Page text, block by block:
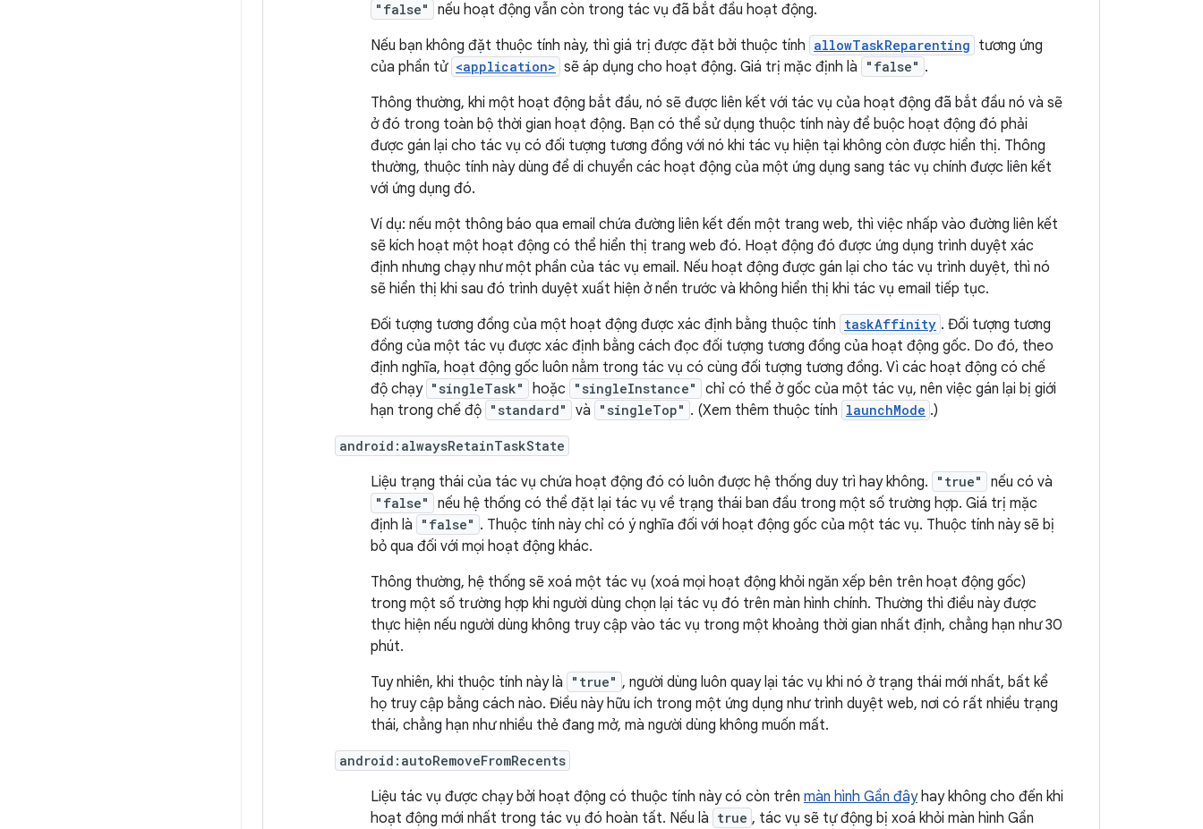
"false"
nếu hoạt động vẫn còn trong tác vụ đã bắt đầu hoạt động.
Nếu bạn không đặt thuộc tính này, thì giá trị được đặt bởi thuộc tính allowTaskReparenting tương ứng
của phần tử <application> sẽ áp dụng cho hoạt động. Giá trị mặc định là "false" .
Thông thường, khi một hoạt động bắt đầu, nó sẽ được liên kết với tác vụ của hoạt động đã bắt đầu nó và sẽ
ở đó trong toàn bộ thời gian hoạt động. Bạn có thể sử dụng thuộc tính này để buộc hoạt động đó phải
được gán lại cho tác vụ có đối tượng tương đồng với nó khi tác vụ hiện tại không còn được hiển thị. Thông
thường, thuộc tính này dùng để di chuyển các hoạt động của một ứng dụng sang tác vụ chính được liên kết
với ứng dụng đó.
Ví dụ: nếu một thông báo qua email chứa đường liên kết đến một trang web, thì việc nhấp vào đường liên kết
sẽ kích hoạt một hoạt động có thể hiển thị trang web đó. Hoạt động đó được ứng dụng trình duyệt xác
định nhưng chạy như một phần của tác vụ email. Nếu hoạt động được gán lại cho tác vụ trình duyệt, thì nó
sẽ hiển thị khi sau đó trình duyệt xuất hiện ở nền trước và không hiển thị khi tác vụ email tiếp tục.
Đối tượng tương đồng của một hoạt động được xác định bằng thuộc tính taskAffinity . Đối tượng tương
đồng của một tác vụ được xác định bằng cách đọc đối tượng tương đồng của hoạt động gốc. Do đó, theo
định nghĩa, hoạt động gốc luôn nằm trong tác vụ có cùng đối tượng tương đồng. Vì các hoạt động có chế
độ chạy "singleTask" hoặc "singleInstance"
chỉ có thể ở gốc của một tác vụ, nên việc gán lại bị giới
hạn trong chế độ "standard" và "singleTop" . (Xem thêm thuộc tính launchMode .)
android:alwaysRetainTaskState
Liệu trạng thái của tác vụ chứa hoạt động đó có luôn được hệ thống duy trì hay không. "true" nếu có và
"false"
nếu hệ thống có thể đặt lại tác vụ về trạng thái ban đầu trong một số trường hợp. Giá trị mặc
định là
"false" . Thuộc tính này chỉ có ý nghĩa đối với hoạt động gốc của một tác vụ. Thuộc tính này sẽ bị
bỏ qua đối với mọi hoạt động khác.
Thông thường, hệ thống sẽ xoá một tác vụ (xoá mọi hoạt động khỏi ngăn xếp bên trên hoạt động gốc)
trong một số trường hợp khi người dùng chọn lại tác vụ đó trên màn hình chính. Thường thì điều này được
thực hiện nếu người dùng không truy cập vào tác vụ trong một khoảng thời gian nhất định, chẳng hạn như 30
phút.
Tuy nhiên, khi thuộc tính này là
"true" , người dùng luôn quay lại tác vụ khi nó ở trạng thái mới nhất, bất kể
họ truy cập bằng cách nào. Điều này hữu ích trong một ứng dụng như trình duyệt web, nơi có rất nhiều trạng
thái, chẳng hạn như nhiều thẻ đang mở, mà người dùng không muốn mất.
android:autoRemoveFromRecents
Liệu tác vụ được chạy bởi hoạt động có thuộc tính này có còn trên màn hình Gần đâyhay không cho đến khi
hoạt động mới nhất trong tác vụ đó hoàn tất. Nếu là true , tác vụ sẽ tự động bị xoá khỏi màn hình Gần